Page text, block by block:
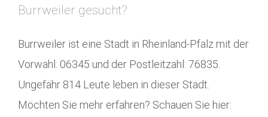
Burrweiler gesucht?
Burrweiler ist eine Stadt in Rheinland-Pfalz mit der
Vorwahl: 06345 und der Postleitzahl: 76835.
Ungefähr 814 Leute leben in dieser Stadt.
Möchten Sie mehr erfahren? Schauen Sie hier: